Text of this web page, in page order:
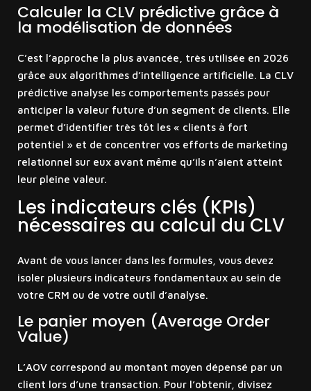
Calculer la CLV prédictive grâce à
la modélisation de données
C’est l’approche la plus avancée, très utilisée en 2026
grâce aux algorithmes d’intelligence artificielle. La CLV
prédictive analyse les comportements passés pour
anticiper la valeur future d’un segment de clients. Elle
permet d’identifier très tôt les « clients à fort
potentiel » et de concentrer vos efforts de marketing
relationnel sur eux avant même qu’ils n’aient atteint
leur pleine valeur.
Les indicateurs clés (KPIs)
nécessaires au calcul du CLV
Avant de vous lancer dans les formules, vous devez
isoler plusieurs indicateurs fondamentaux au sein de
votre CRM ou de votre outil d’analyse.
Le panier moyen (Average Order
Value)
L’AOV correspond au montant moyen dépensé par un
client lors d’une transaction. Pour l’obtenir, divisez